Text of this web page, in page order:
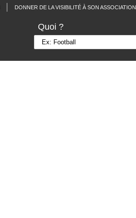
DONNER DE LA VISIBILITÉ À SON ASSOCIATION
Quoi ?